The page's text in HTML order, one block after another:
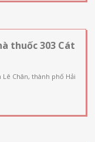
thuốc 303 Cát
Lê Chân, thành phố Hải